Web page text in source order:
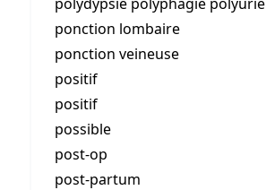
ponction lombaire
ponction veineuse
positif
positif
possible
post-op
post-partum